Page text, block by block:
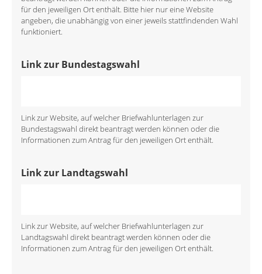
für den jeweiligen Ort enthält. Bitte hier nur eine Website
angeben, die unabhängig von einer jeweils stattfindenden Wahl
funktioniert.
Link zur Bundestagswahl
Link zur Website, auf welcher Briefwahlunterlagen zur
Bundestagswahl direkt beantragt werden können oder die
Informationen zum Antrag für den jeweiligen Ort enthält.
Link zur Landtagswahl
Link zur Website, auf welcher Briefwahlunterlagen zur
Landtagswahl direkt beantragt werden können oder die
Informationen zum Antrag für den jeweiligen Ort enthält.